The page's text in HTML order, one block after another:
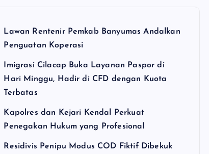
Lawan Rentenir Pemkab Banyumas Andalkan
Penguatan Koperasi
Imigrasi Cilacap Buka Layanan Paspor di
Hari Minggu, Hadir di CFD dengan Kuota
Terbatas
Kapolres dan Kejari Kendal Perkuat
Penegakan Hukum yang Profesional
Residivis Penipu Modus COD Fiktif Dibekuk